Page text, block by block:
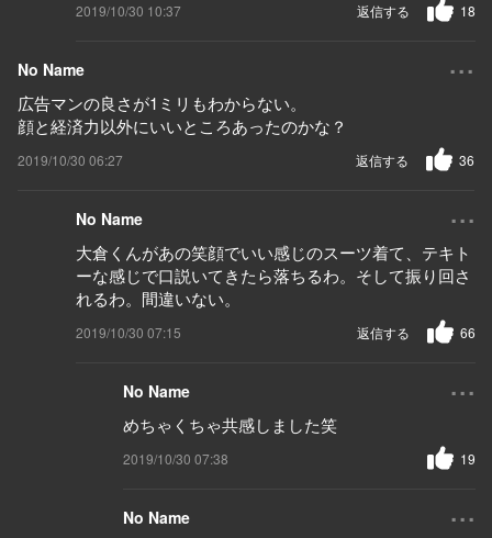
2019/10/30 10:37 18
返信する
No Name ...
広告マンの良さが1ミリもわからない。
顔と経済力以外にいいところあったのかな？
2019/10/30 06:27 36
返信する
No Name ...
大倉くんがあの笑顔でいい感じのスーツ着て、テキト
ーな感じで口説いてきたら落ちるわ。そして振り回さ
れるわ。間違いない。
2019/10/30 07:15 66
返信する
No Name ...
めちゃくちゃ共感しました笑
2019/10/30 07:38 19
No Name ...